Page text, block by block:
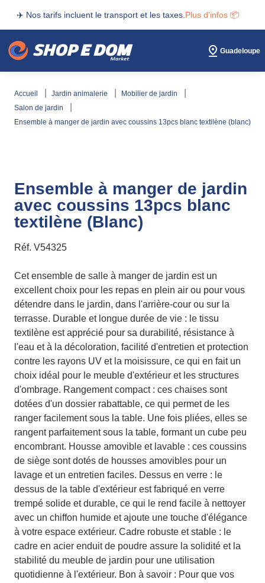
✈️ Nos tarifs incluent le transport et les taxes. Plus d'infos 📦
Guadeloupe
accueil jardin animalerie
mobilier de jardin
salon de jardin
ensemble à manger de jardin avec coussins 13pcs blanc textilène (blanc)
Ensemble à manger de jardin
avec coussins 13pcs blanc
textilène (Blanc)
Réf. V54325
Cet ensemble de salle à manger de jardin est un
excellent choix pour les repas en plein air ou pour vous
détendre dans le jardin, dans l'arrière-cour ou sur la
terrasse. Durable et longue durée de vie : le tissu
textilène est apprécié pour sa durabilité, résistance à
l'eau et à la décoloration, facilité d'entretien et protection
contre les rayons UV et la moisissure, ce qui en fait un
choix idéal pour le meuble d'extérieur et les structures
d'ombrage. Rangement compact : ces chaises sont
dotées d'un dossier rabattable, ce qui permet de les
ranger facilement sous la table. Une fois pliées, elles se
rangent parfaitement sous la table, formant un cube peu
encombrant. Housse amovible et lavable : ces coussins
de siège sont dotés de housses amovibles pour un
lavage et un entretien faciles. Dessus en verre : le
dessus de la table d'extérieur est fabriqué en verre
trempé solide et durable, ce qui le rend facile à nettoyer
avec un chiffon humide et ajoute une touche d'élégance
à votre espace extérieur. Cadre robuste et stable : le
cadre en acier enduit de poudre assure la solidité et la
stabilité du meuble de jardin pour une utilisation
quotidienne à l'extérieur. Bon à savoir : Pour que vos